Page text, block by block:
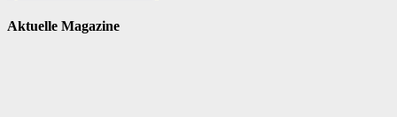
Aktuelle Magazine